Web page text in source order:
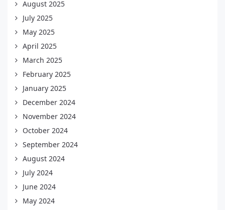
August 2025
July 2025
May 2025
April 2025
March 2025
February 2025
January 2025
December 2024
November 2024
October 2024
September 2024
August 2024
July 2024
June 2024
May 2024